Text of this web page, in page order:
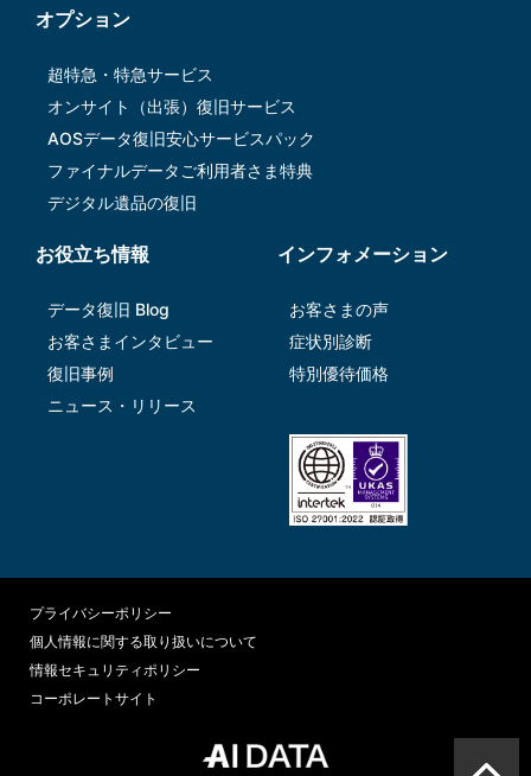
オプション
超特急・特急サービス
オンサイト（出張）復旧サービス
AOSデータ復旧安⼼サービスパック
ファイナルデータご利⽤者さま特典
デジタル遺品の復旧
お役立ち情報
データ復旧 Blog
お客さまインタビュー
復旧事例
ニュース・リリース
インフォメーション
お客さまの声
症状別診断
特別優待価格
プライバシーポリシー
個人情報に関する取り扱いについて
情報セキュリティポリシー
コーポレートサイト